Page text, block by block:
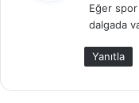
Eğer
dalgada
Yanıtla